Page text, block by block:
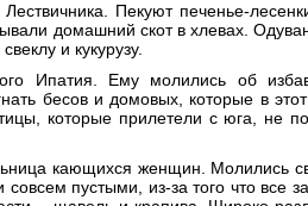
Пекуют печенье-
домашний скот в хлевах.
и кукурузу.
Ипатия. Ему молились об
бесов и домовых, которые в
которые прилетели с юга, не
кающихся женщин. Молились
пустыми, из-за того что все